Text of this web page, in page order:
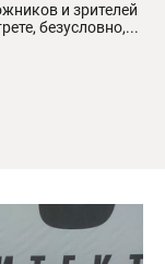
и зрителей
безусловно,...